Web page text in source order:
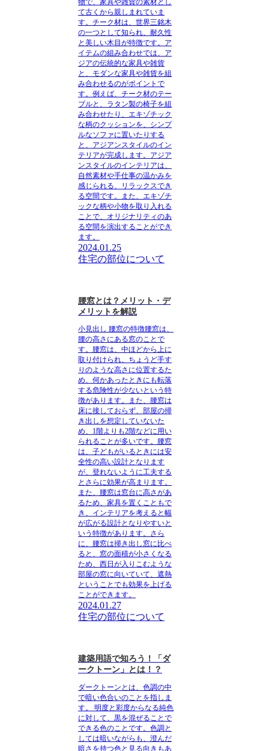
て古くから親しまれていま
す。チーク材は、世界三銘木
の一つとして知られ、耐久性
と美しい木目が特徴です。 ア
イテムの組み合わせでは、ア
ジアの伝統的な家具や雑貨
と、モダンな家具や雑貨を組
み合わせるのがポイントで
す。例えば、チーク材のテー
ブルと、ラタン製の椅子を組
み合わせたり、エキゾチック
な柄のクッションを、シンプ
ルなソファに置いたりする
と、アジアンスタイルのイン
テリアが完成します。 アジア
ンスタイルのインテリアは、
自然素材や手仕事の温かみを
感じられる、リラックスでき
る空間です。また、エキゾチ
ックな柄や小物を取り入れる
ことで、オリジナリティのあ
る空間を演出することができ
ます。
2024.01.25
住宅の部位について
腰窓とは？メリット・デ
メリットを解説
小見出し 腰窓の特徴腰窓は、
腰の高さにある窓のことで
す。腰窓は、 中ほどから上に
取り付けられ、ちょうど手す
りのような高さ に位置するた
め、何かあったときにも転落
する危険性が少ないという特
徴があります。また、腰窓は
床に接しておらず、部屋の掃
き出しを想定していないた
め、1階よりも2階などに用い
られることが多いです。腰窓
は、子どもがいるときには安
全性の高い設計となります
が、登れないように工夫する
とさらに効果が高まります。
また、腰窓は窓台に高さがあ
るため、家具を置くこともで
き、インテリアを考えると幅
が広がる設計となりやすいと
いう特徴があります。さら
に、腰窓は掃き出し窓に比べ
ると、窓の面積が小さくなる
ため、西日が入りこむような
部屋の窓に向いていて、遮熱
ということでも効果を上げる
ことができます。
2024.01.27
住宅の部位について
建築用語で知ろう！「ダ
ークトーン」とは！？
ダークトーンとは、色調の中
で暗い色合いのことを指しま
す。
明度と彩度からなる純色
に対して、黒を混ぜることで
できる色のことです。色調と
しては暗いながらも、澄んだ
暗さを持つ色と見る向きもあ